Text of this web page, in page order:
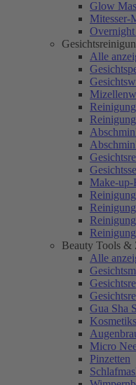
Glow
Mitesser-
Alle
Make-up-
Beauty Tools &
Alle
Gua Sha
Micro
Pinzetten